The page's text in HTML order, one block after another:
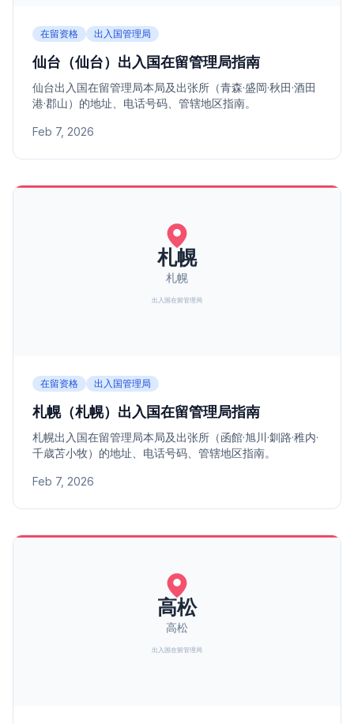
在留资格 出入国管理局
仙台（仙台）出入国在留管理局指南
仙台出入国在留管理局本局及出张所（青森·盛岡·秋田·酒田
港·郡山）的地址、电话号码、管辖地区指南。
Feb 7, 2026
在留资格 出入国管理局
札幌（札幌）出入国在留管理局指南
札幌出入国在留管理局本局及出张所（函館·旭川·釧路·稚内·
千歳苫小牧）的地址、电话号码、管辖地区指南。
Feb 7, 2026